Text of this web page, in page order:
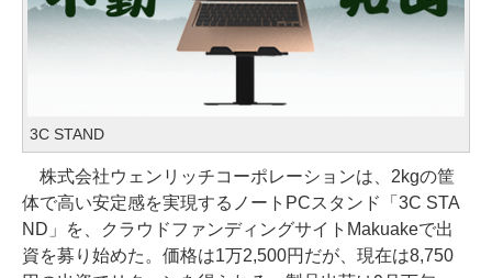
3C STAND
株式会社ウェンリッチコーポレーションは、2kgの筐
体で高い安定感を実現するノートPCスタンド「3C STA
ND」を、クラウドファンディングサイトMakuakeで出
資を募り始めた。価格は1万2,500円だが、現在は8,750